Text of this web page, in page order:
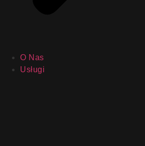
O Nas
Usługi